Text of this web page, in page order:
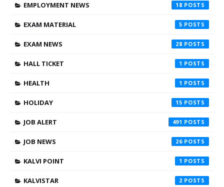
EMPLOYMENT NEWS 18
EXAM MATERIAL 5
EXAM NEWS 28
HALL TICKET 1
HEALTH 1
HOLIDAY 15
JOB ALERT 491
JOB NEWS 26
KALVI POINT 1
KALVISTAR 2